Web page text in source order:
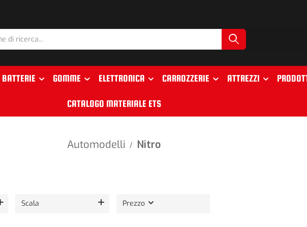
BATTERIE GOMME ELETTRONICA CARROZZERIE ATTREZZI
CATALOGO MATERIALE ETS
Automodelli / Nitro
Scala Prezzo